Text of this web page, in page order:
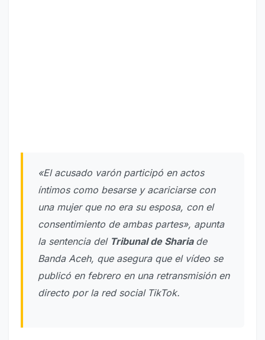
«El acusado varón participó en actos
íntimos como besarse y acariciarse con
una mujer que no era su esposa, con el
consentimiento de ambas partes», apunta
la sentencia del Tribunal de Sharia de
Banda Aceh, que asegura que el vídeo se
publicó en febrero en una retransmisión en
directo por la red social TikTok.